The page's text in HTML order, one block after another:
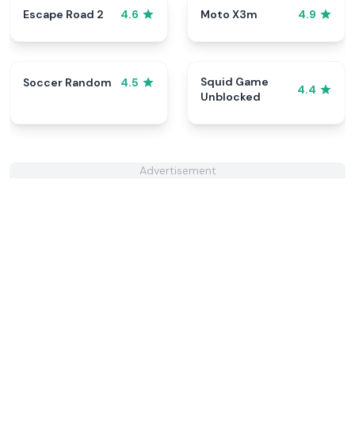
Escape Road 2 4.6 Moto X3m 4.9
Soccer Random 4.5
Squid Game
Unblocked
4.4
Advertisement